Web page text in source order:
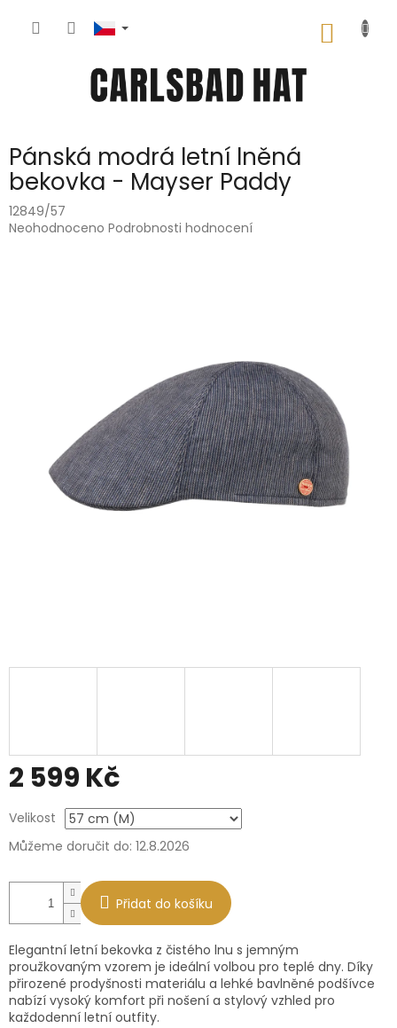
Pánská modrá letní lněná
bekovka - Mayser Paddy
12849/57
Průměrné
Neohodnoceno Podrobnosti hodnocení
2 599 Kč
cena:
Velikost
Můžeme doručit do: 12.8.2026
Přidat do košíku
Elegantní letní bekovka z čistého lnu s jemným
proužkovaným vzorem je ideální volbou pro teplé dny. Díky
přirozené prodyšnosti materiálu a lehké bavlněné podšívce
nabízí vysoký komfort při nošení a stylový vzhled pro
každodenní letní outfity.